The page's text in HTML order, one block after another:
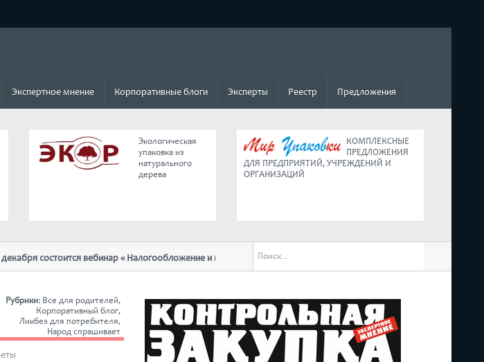
Экспертное мнение Корпоративные блоги Эксперты Реестр Предложения
Экологическая
упаковка из
натурального
дерева
КОМПЛЕКСНЫЕ
ПРЕДЛОЖЕНИЯ
ДЛЯ ПРЕДПРИЯТИЙ, УЧРЕЖДЕНИЙ И
ОРГАНИЗАЦИЙ
состоится вебинар « Налогообложение и ведение малого бизнеса в условиях
ЕНВД»
обращении к нации
Рубрики: Все для родителей,
Корпоративный блог,
Ликбез для потребителя,
Народ спрашивает